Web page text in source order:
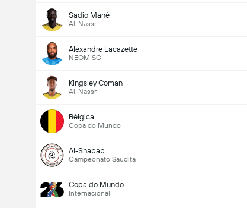
Sadio Mané
Al-Nassr
Alexandre Lacazette
NEOM SC
Kingsley Coman
Al-Nassr
Bélgica
Copa do Mundo
Al-Shabab
Campeonato Saudita
Copa do Mundo
Internacional